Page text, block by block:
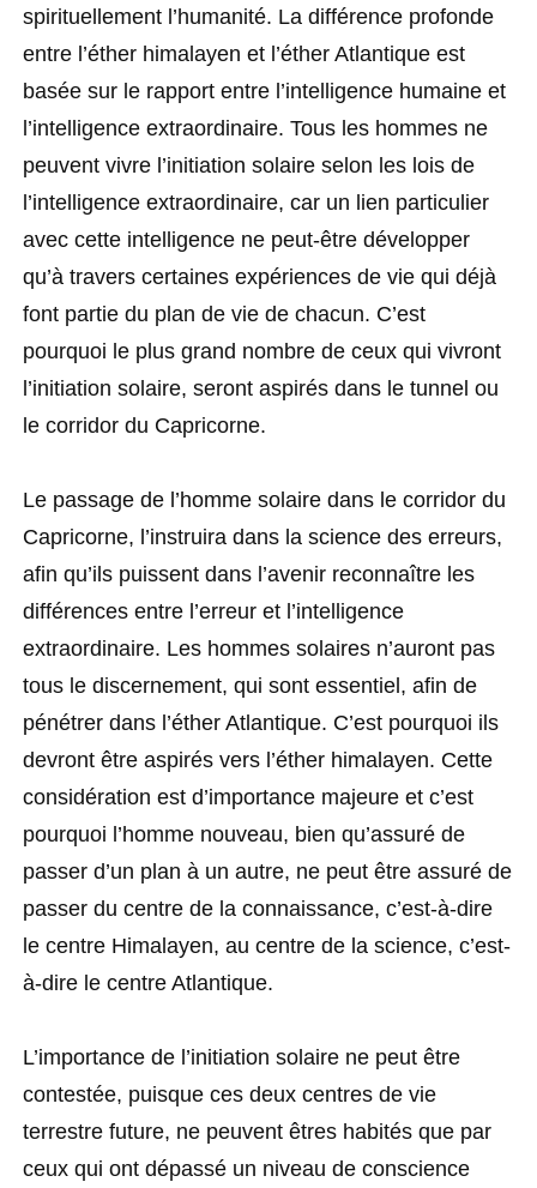
spirituellement l’humanité. La différence profonde
entre l’éther himalayen et l’éther Atlantique est
basée sur le rapport entre l’intelligence humaine et
l’intelligence extraordinaire. Tous les hommes ne
peuvent vivre l’initiation solaire selon les lois de
l’intelligence extraordinaire, car un lien particulier
avec cette intelligence ne peut-être développer
qu’à travers certaines expériences de vie qui déjà
font partie du plan de vie de chacun. C’est
pourquoi le plus grand nombre de ceux qui vivront
l’initiation solaire, seront aspirés dans le tunnel ou
le corridor du Capricorne.
Le passage de l’homme solaire dans le corridor du
Capricorne, l’instruira dans la science des erreurs,
afin qu’ils puissent dans l’avenir reconnaître les
différences entre l’erreur et l’intelligence
extraordinaire. Les hommes solaires n’auront pas
tous le discernement, qui sont essentiel, afin de
pénétrer dans l’éther Atlantique. C’est pourquoi ils
devront être aspirés vers l’éther himalayen. Cette
considération est d’importance majeure et c’est
pourquoi l’homme nouveau, bien qu’assuré de
passer d’un plan à un autre, ne peut être assuré de
passer du centre de la connaissance, c’est-à-dire
le centre Himalayen, au centre de la science, c’est-
à-dire le centre Atlantique.
L’importance de l’initiation solaire ne peut être
contestée, puisque ces deux centres de vie
terrestre future, ne peuvent êtres habités que par
ceux qui ont dépassé un niveau de conscience